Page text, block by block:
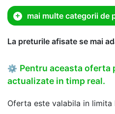
mai multe categorii de
La preturile afisate se mai
⚙ Pentru aceasta oferta
actualizate in timp real.
Oferta este valabila in